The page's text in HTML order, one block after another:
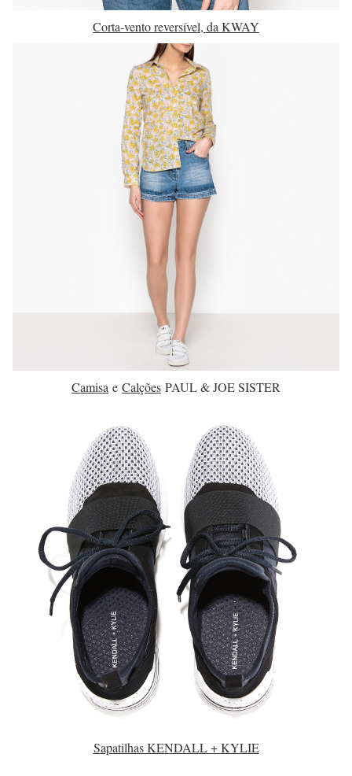
Corta-vento reversível, da KWAY
Camisa e Calções PAUL & JOE SISTER
Sapatilhas KENDALL + KYLIE